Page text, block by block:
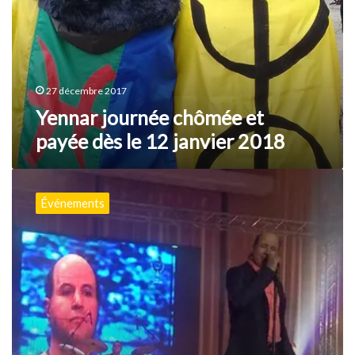
payée
12
janvier
2018 27 décembre 2017
Yennar journée chômée et
payée dès le 12 janvier 2018
YennarÉvénements